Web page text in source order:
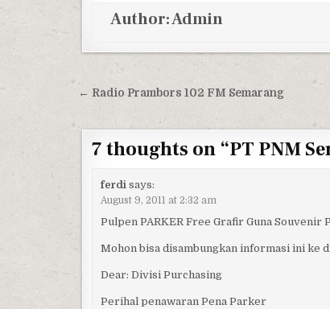
Author:Admin
Post navigation
← Radio Prambors 102 FM Semarang
7 thoughts on “PT PNM
ferdi says:
August 9, 2011 at 2:32 am
Pulpen PARKER Free Grafir Guna Souvenir
Mohon bisa disambungkan informasi ini ke
Dear: Divisi Purchasing
Perihal penawaran Pena Parker